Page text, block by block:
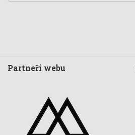
Partneři webu